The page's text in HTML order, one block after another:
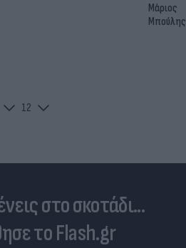
Μάριος
Μπούλης
12
στο σκοτάδι...
το Flash.gr